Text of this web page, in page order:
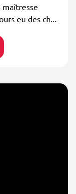
maîtresse
eu des ch...